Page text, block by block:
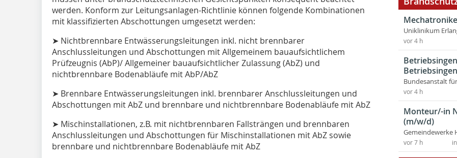
werden. Konform zur Leitungsanlagen-Richtlinie können folgende Kombinationen
mit klassifizierten Abschottungen umgesetzt werden:
➤ Nichtbrennbare Entwässerungsleitungen inkl. nicht brennbarer
Anschlussleitungen und Abschottungen mit Allgemeinem bauaufsichtlichem
Prüfzeugnis (AbP)/ Allgemeiner bauaufsichtlicher Zulassung (AbZ) und
nichtbrennbare Bodenabläufe mit AbP/AbZ
➤ Brennbare Entwässerungsleitungen inkl. brennbarer Anschlussleitungen und
Abschottungen mit AbZ und brennbare und nichtbrennbare Bodenabläufe mit AbZ
➤ Mischinstallationen, z.B. mit nichtbrennbaren Fallsträngen und brennbaren
Anschlussleitungen und Abschottungen für Mischinstallationen mit AbZ sowie
brennbare und nichtbrennbare Bodenabläufe mit AbZ
Uniklinikum
vor 4 h
Bundesanstalt
vor 4 h
Monteur/-in
(m/w/d)
Gemeindewerke
vor 7 h